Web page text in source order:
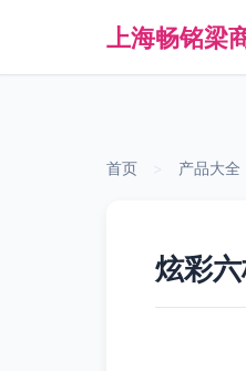
上海畅铭梁
首页 产品大全
炫彩